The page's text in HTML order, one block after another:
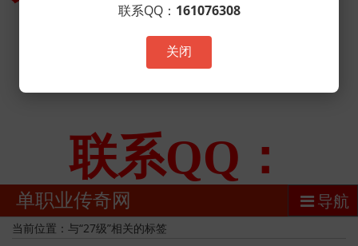
单职业传奇网 导航
当前位置：与“27级”相关的标签
联系QQ： 161076308
关闭